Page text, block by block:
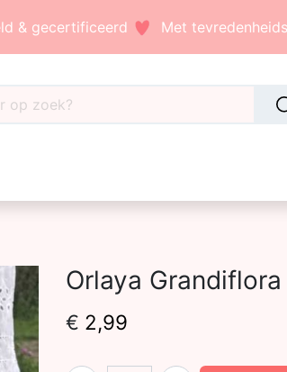
& gecertificeerd Met
Orlaya
€ 2,99